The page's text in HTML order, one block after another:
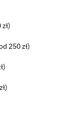
250 zł)